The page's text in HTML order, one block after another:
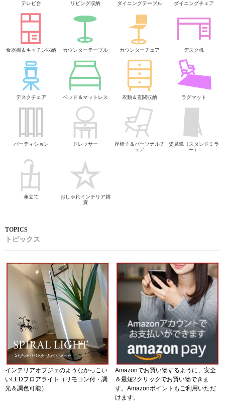
テレビ台 リビング収納 ダイニングテーブル ダイニングチェア
食器棚＆キッチン収納 カウンターテーブル カウンターチェア デスク机
デスクチェア ベッド＆マットレス 衣類＆玄関収納 ラグマット
パーティション ドレッサー
座椅子＆パーソナルチ
ェア
姿見鏡（スタンドミラ
ー）
傘立て
おしゃれインテリア雑
貨
トピックス
インテリアオブジェのようなかっこい
いLEDフロアライト（リモコン付・調
光＆調色可能）
Amazonでお買い物するように、安全
＆最短2クリックでお買い物できま
す。Amazonポイントもご利用いただ
けます。